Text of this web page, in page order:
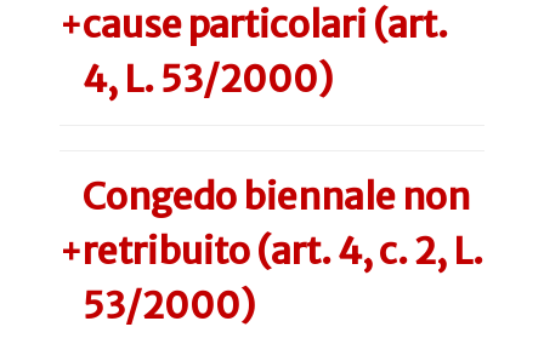
+cause particolari (art.
4, L. 53/2000)
+
Congedo biennale non
retribuito (art. 4, c. 2, L.
53/2000)